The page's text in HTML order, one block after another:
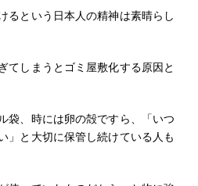
るという日本人の精神は素晴らし
てしまうとゴミ屋敷化する原因と
袋、時には卵の殻ですら、「いつ
」と大切に保管し続けている人も